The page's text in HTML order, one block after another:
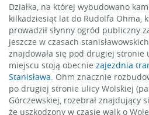
Działka, na której wybudowano
kilkadziesiąt lat do Rudolfa Ohma,
prowadził słynny ogród publiczny
jeszcze w czasach
znajdowała się pod drugiej stronie
miejscu stoją obecnie zajezdnia
Stanisława . Ohm znacznie
po drugiej stronie ulicy Wolskiej
Górczewskiej, rozebrał znajdujący
że uszkodzony w czasie walk o